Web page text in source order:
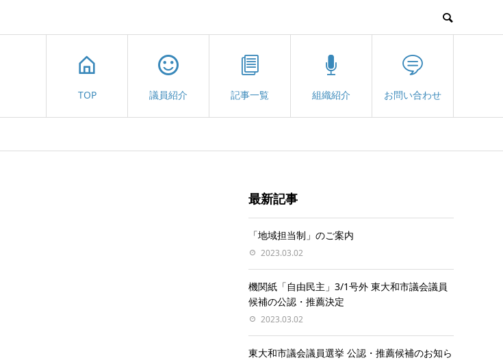
TOP 議員紹介 記事一覧 組織紹介 お問い合わせ
最新記事
「地域担当制」のご案内
2023.03.02
機関紙「自由民主」3/1号外 東大和市議会議員
候補の公認・推薦決定
2023.03.02
東大和市議会議員選挙 公認・推薦候補のお知ら